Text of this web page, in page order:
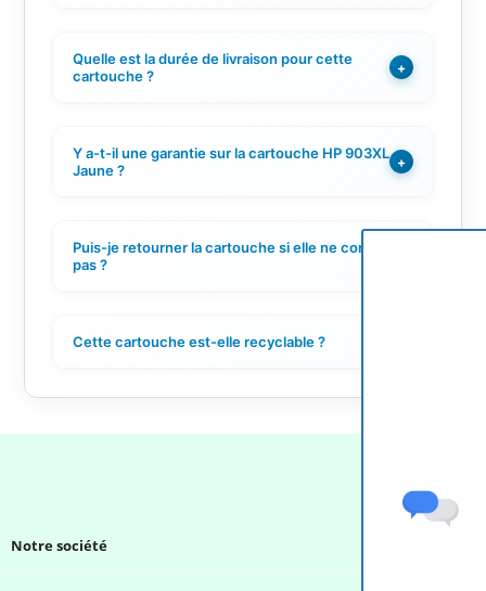
Quelle est la durée de livraison pour cette
cartouche ?
+
Y a-t-il une garantie sur la cartouche HP 903XL
Jaune ?
+
Puis-je retourner la cartouche si elle ne convient
pas ?
Cette cartouche est-elle recyclable ?
Notre société